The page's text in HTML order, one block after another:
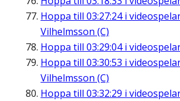
Hoppa till 03:27:24i
Vilhelmsson (C)
Hoppa till 03:29:04i
Hoppa till 03:30:53 i
Vilhelmsson (C)
Hoppa till 03:32:29 i